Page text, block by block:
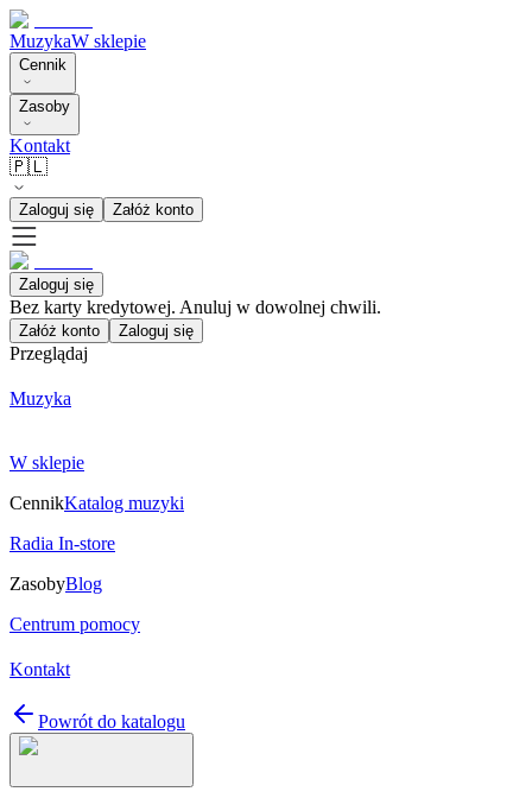
MuzykaW sklepie
Cennik
Zasoby
Kontakt
🇵🇱
Zaloguj się Załóż konto
Zaloguj się
Bez karty kredytowej. Anuluj w dowolnej chwili.
Załóż konto Zaloguj się
Przeglądaj
Muzyka
W sklepie
CennikKatalog muzyki
Radia In-store
ZasobyBlog
Centrum pomocy
Kontakt
Powrót do katalogu